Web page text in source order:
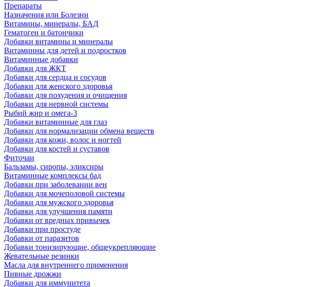
Препараты
Назначения или Болезни
Витамины, минералы, БАД
Гематоген и батончики
Добавки витамины и минералы
Витаминны для детей и подростков
Витаминные добавки
Добавки для ЖКТ
Добавки для сердца и сосудов
Добавки для женского здоровья
Добавки для похудения и очищения
Добавки для нервной системы
Рыбий жир и омега-3
Добавки витаминные для глаз
Добавки для нормализации обмена веществ
Добавки для кожи, волос и ногтей
Добавки для костей и суставов
Фиточаи
Бальзамы, сиропы, эликсиры
Витаминные комплексы бад
Добавки при заболевании вен
Добавки для мочеполовой системы
Добавки для мужского здоровья
Добавки для улучшения памяти
Добавки от вредных привычек
Добавки при простуде
Добавки от паразитов
Добавки тонизирующие, общеукрепляющие
Жевательные резинки
Масла для внутреннего применения
Пивные дрожжи
Добавки для иммунитета